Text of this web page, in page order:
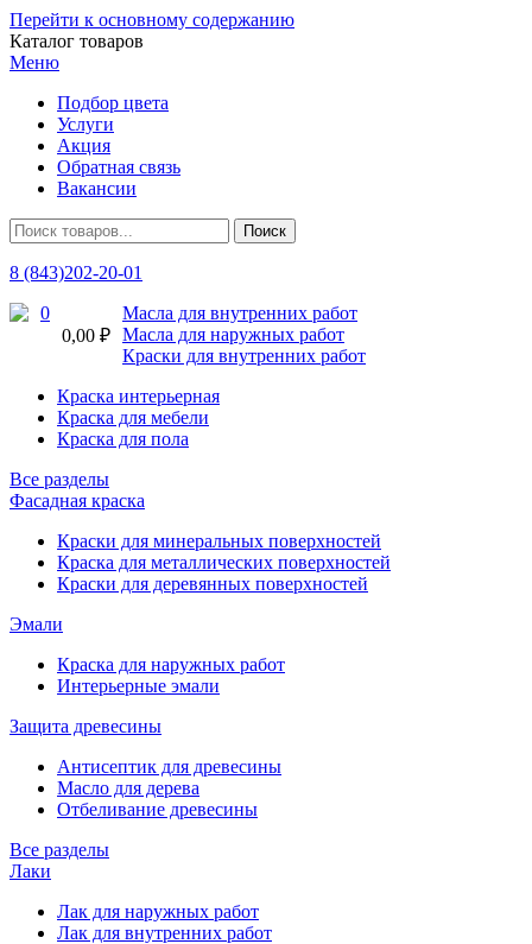
Перейти к основному содержанию
Каталог товаров
Меню
Подбор цвета
Услуги
Акция
Обратная связь
Вакансии
8 (843)202-20-01
0
0,00 ₽
Масла для внутренних работ
Масла для наружных работ
Краски для внутренних работ
Краска интерьерная
Краска для мебели
Краска для пола
Все разделы
Фасадная краска
Краски для минеральных поверхностей
Краска для металлических поверхностей
Краски для деревянных поверхностей
Эмали
Краска для наружных работ
Интерьерные эмали
Защита древесины
Антисептик для древесины
Масло для дерева
Отбеливание древесины
Все разделы
Лаки
Лак для наружных работ
Лак для внутренних работ